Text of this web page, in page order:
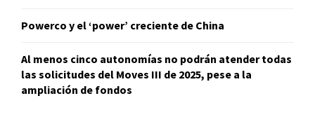
Powerco y el ‘power’ creciente de China
Al menos cinco autonomías no podrán atender todas
las solicitudes del Moves III de 2025, pese a la
ampliación de fondos